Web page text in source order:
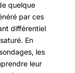
quelque
par ces
différentiel
En
les
leur